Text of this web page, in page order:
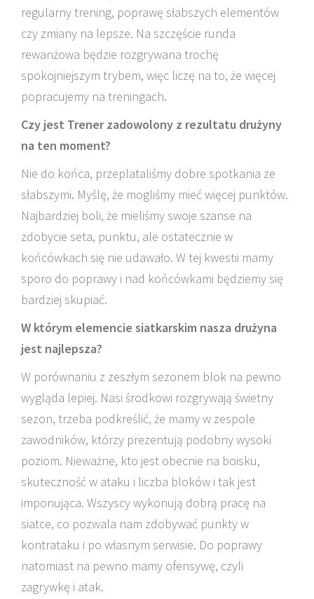
regularny trening, poprawę słabszych elementów
czy zmiany na lepsze. Na szczęście runda
rewanżowa będzie rozgrywana trochę
spokojniejszym trybem, więc liczę na to, że więcej
popracujemy na treningach.
Czy jest Trener zadowolony z rezultatu drużyny
na ten moment?
Nie do końca, przeplataliśmy dobre spotkania ze
słabszymi. Myślę, że mogliśmy mieć więcej punktów.
Najbardziej boli, że mieliśmy swoje szanse na
zdobycie seta, punktu, ale ostatecznie w
końcówkach się nie udawało. W tej kwestii mamy
sporo do poprawy i nad końcówkami będziemy się
bardziej skupiać.
W którym elemencie siatkarskim nasza drużyna
jest najlepsza?
W porównaniu z zeszłym sezonem blok na pewno
wygląda lepiej. Nasi środkowi rozgrywają świetny
sezon, trzeba podkreślić, że mamy w zespole
zawodników, którzy prezentują podobny wysoki
poziom. Nieważne, kto jest obecnie na boisku,
skuteczność w ataku i liczba bloków i tak jest
imponująca. Wszyscy wykonują dobrą pracę na
siatce, co pozwala nam zdobywać punkty w
kontrataku i po własnym serwisie. Do poprawy
natomiast na pewno mamy ofensywę, czyli
zagrywkę i atak.